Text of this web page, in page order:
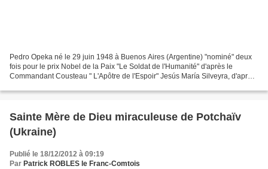
Pedro Opeka né le 29 juin 1948 à Buenos Aires (Argentine) "nominé" deux
fois pour le prix Nobel de la Paix "Le Soldat de l'Humanité" d'après le
Commandant Cousteau " L'Apôtre de l'Espoir" Jesús María Silveyra, d'après
Sainte Mère de Dieu miraculeuse de Potchaïv
(Ukraine)
Publié le 18/12/2012 à 09:19
Par Patrick ROBLES le Franc-Comtois